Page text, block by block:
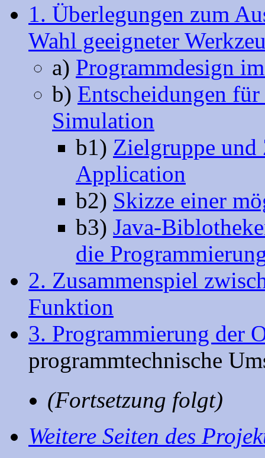
1. Überlegungen zum
Wahl geeigneter
a) Programmdesign
b) Entscheidungen
Simulation
b1) Zielgruppe und
Application
b2) Skizze einer
b3) Java-
die
2. Zusammenspiel
Funktion
3. Programmierung der
programmtechnische
(Fortsetzung folgt)
Weitere Seiten des